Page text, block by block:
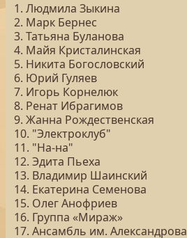
1. Людмила Зыкина
2. Марк Бернес
3. Татьяна Буланова
4. Майя Кристалинская
5. Никита Богословский
6. Юрий Гуляев
7. Игорь Корнелюк
8. Ренат Ибрагимов
9. Жанна Рождественская
10. "Электроклуб"
11. "На-на"
12. Эдита Пьеха
13. Владимир Шаинский
14. Екатерина Семенова
15. Олег Анофриев
16. Группа «Мираж»
17. Ансамбль им. Александрова